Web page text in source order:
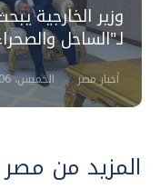
وزير الخارجية
لـ"الساحل
أخبار مصر الخميس، 06 اغسطس 2026 04:00 م
المزيد من مصر